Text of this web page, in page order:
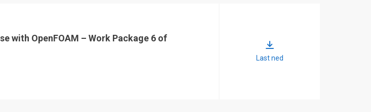
with OpenFOAM – Work Package 6 of
Last ned